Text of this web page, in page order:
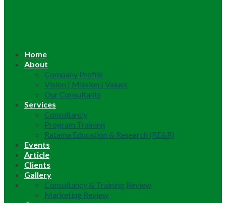
Home
About
Company Profile
Vision | Mission | Values
Our Consultants
Services
Consultancy
Program Training
Ratama Education & Research (RE&R)
Events
Article
Clients
Gallery
Consultancy & Training Review
Marketing Review